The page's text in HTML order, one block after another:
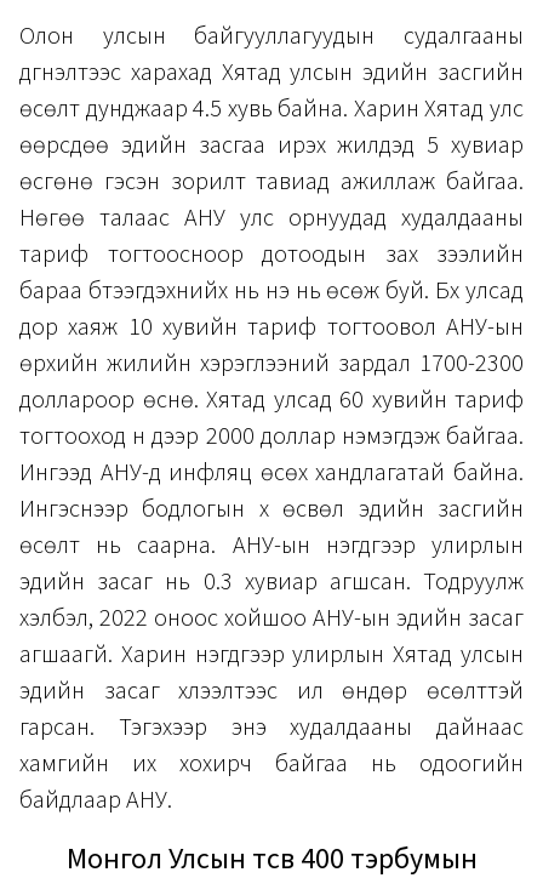
Олон улсын байгууллагуудын судалгааны
дүгнэлтээс харахад Хятад улсын эдийн засгийн
өсөлт дунджаар 4.5 хувь байна. Харин Хятад улс
өөрсдөө эдийн засгаа ирэх жилүүдэд 5 хувиар
өсгөнө гэсэн зорилт тавиад ажиллаж байгаа.
Нөгөө талаас АНУ улс орнуудад худалдааны
тариф тогтоосноор дотоодын зах зээлийн
бараа бүтээгдэхүүнийх нь үнэ нь өсөж буй. Бүх улсад
дор хаяж 10 хувийн тариф тогтоовол АНУ-ын
өрхийн жилийн хэрэглээний зардал 1700-2300
доллароор өснө. Хятад улсад 60 хувийн тариф
тогтооход үүн дээр 2000 доллар нэмэгдэж байгаа.
Ингээд АНУ-д инфляц өсөх хандлагатай байна.
Ингэснээр бодлогын хүү өсвөл эдийн засгийн
өсөлт нь саарна. АНУ-ын нэгдүгээр улирлын
эдийн засаг нь 0.3 хувиар агшсан. Тодруулж
хэлбэл, 2022 оноос хойшоо АНУ-ын эдийн засаг
агшаагүй. Харин нэгдүгээр улирлын Хятад улсын
эдийн засаг хүлээлтээс илүү өндөр өсөлттэй
гарсан. Тэгэхээр энэ худалдааны дайнаас
хамгийн их хохирч байгаа нь одоогийн
байдлаар АНУ.
Монгол Улсын төсөв 400 тэрбумын